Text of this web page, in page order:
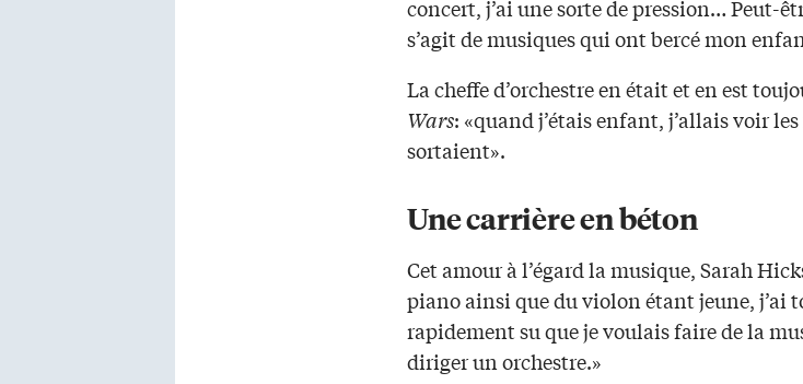
concert, j’ai une sorte de pression… Peut-
s’agit de musiques qui ont bercé mon
La cheffe d’orchestre en était et en est
Wars: «quand j’étais enfant, j’allais voir
sortaient».
Une carrière en béton
Cet amour à l’égard la musique, Sarah
piano ainsi que du violon étant jeune, j’ai
rapidement su que je voulais faire de la
diriger un orchestre.»